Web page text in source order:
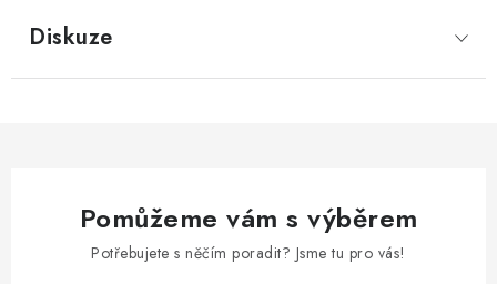
Diskuze
Pomůžeme vám s výběrem
Potřebujete s něčím poradit? Jsme tu pro vás!